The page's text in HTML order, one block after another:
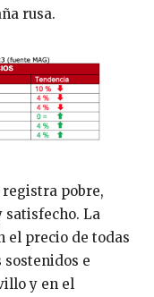
rusa.
pobre,
satisfecho. La
el precio de todas
sostenidos e
y en el